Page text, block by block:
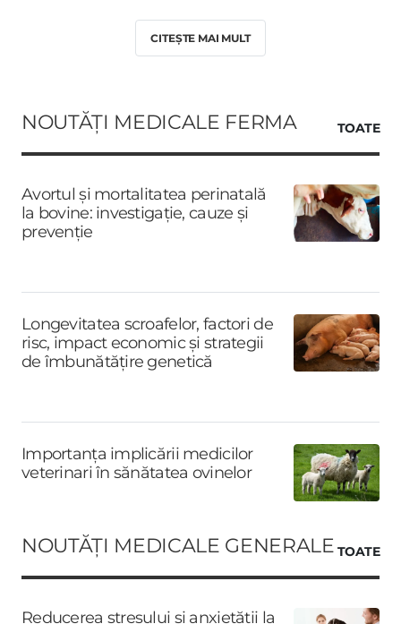
CITEȘTE MAI MULT
NOUTĂȚI MEDICALE FERMA TOATE
Avortul și mortalitatea perinatală
la bovine: investigație, cauze și
prevenție
Longevitatea scroafelor, factori de
risc, impact economic și strategii
de îmbunătățire genetică
Importanța implicării medicilor
veterinari în sănătatea ovinelor
NOUTĂȚI MEDICALE GENERALE TOATE
Reducerea stresului și anxietății la